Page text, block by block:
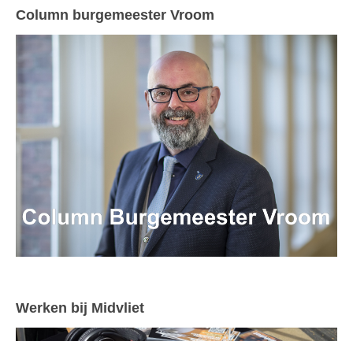
Column burgemeester Vroom
Werken bij Midvliet